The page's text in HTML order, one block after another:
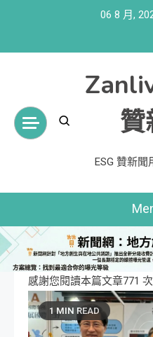
06 8 月,
贊
ESG 贊新
感謝您閱讀本篇文章771
1 MIN READ